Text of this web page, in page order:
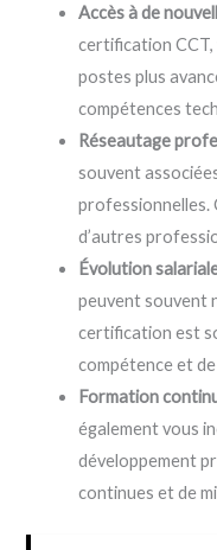
Accès à de
certification CCT,
postes plus
compétences
Réseautage
souvent
professionnelles.
d’autres
Évolution
peuvent souvent
certification est
compétence et
Formation
également vous
développement
continues et de